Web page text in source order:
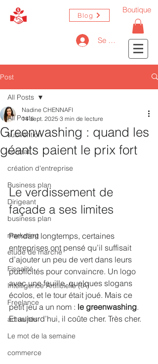
Blog
Se connecter
Boutique
Post
All Posts
subvention
contrat
création d'entreprise
Business plan
Dirigeant
business plan
marketing
etude de marché
Fiscalité
Intelligence Artificielle (IA)
Freelance
actualités
Le mot de la semaine
commerce
All Posts
Greenwashing : quand les
géants paient le prix fort
Nadine CHENNAFI
14 sept. 2025 3 min de lecture
Le verdissement de
façade a ses limites
Pendant longtemps, certaines
entreprises ont pensé qu’il suffisait
d’ajouter un peu de vert dans leurs
publicités pour convaincre. Un logo
avec une feuille, quelques slogans
écolos, et le tour était joué. Mais ce
petit jeu a un nom : le greenwashing.
Et aujourd’hui, il coûte cher. Très cher.